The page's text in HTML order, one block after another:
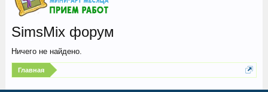
SimsMix форум
Ничего не найдено.
Главная